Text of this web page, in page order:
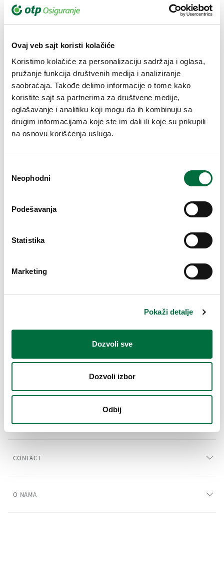
Ovaj veb sajt koristi kolačiće
Koristimo kolačiće za personalizaciju sadržaja i oglasa,
pružanje funkcija društvenih medija i analiziranje
saobraćaja. Takođe delimo informacije o tome kako
koristite sajt sa partnerima za društvene medije,
oglašavanje i analitiku koji mogu da ih kombinuju sa
drugim informacijama koje ste im dali ili koje su prikupili
na osnovu korišćenja usluga.
сагласности
Neophodni
Podešavanja
Statistika
Marketing
Pokaži detalje
Dozvoli sve
Dozvoli izbor
Odbij
19-06-2019
OTHER
LEARN MORE
CONTACT
O NAMA